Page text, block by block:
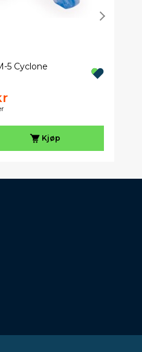
5 Cyclone
Kjøp